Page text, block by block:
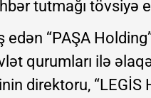
tutmağı tövsiyə
edən “PAŞA
qurumları ilə
direktoru, “LEGİS